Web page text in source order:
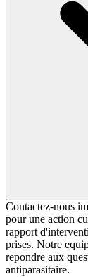
Contactez-nous
pour une action
rapport
prises. Notre
repondre aux
antiparasitaire.